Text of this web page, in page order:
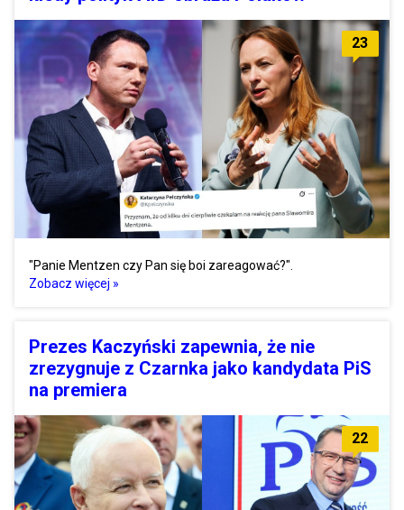
23
"Panie Mentzen czy Pan się boi zareagować?".
Zobacz więcej »
Prezes Kaczyński zapewnia, że nie
zrezygnuje z Czarnka jako kandydata PiS
na premiera
22